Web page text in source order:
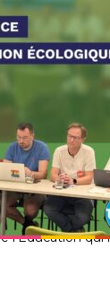
de
les
un groupe
écologique
l’Éducation